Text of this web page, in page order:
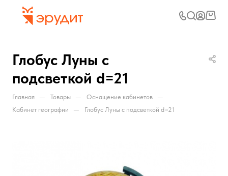
Глобус Луны с
подсветкой d=21
Главная — Товары — Оснащение кабинетов —
Кабинет географии — Глобус Луны с подсветкой d=21